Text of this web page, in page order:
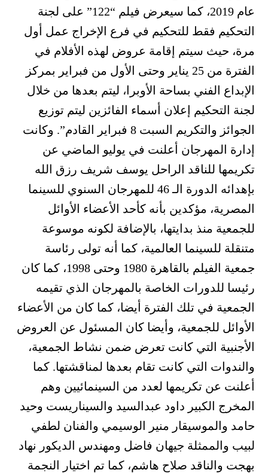
عام 2019، كما سيعرض فيلم “122” على لجنة
التحكيم فقط للتحكيم في فرع الإخراج عمل أول
مرة، حيث سيتم إقامة عروض لهذه الأفلام في
الفترة من 25 يناير وحتى الأول من فبراير بمركز
الإبداع الفني بساحة الأوبرا، ليتم بعدها من خلال
لجنة التحكيم إعلان أسماء الفائزين ليتم توزيع
الجوائز والتكريم السبت 8 فبراير القادم”. وكانت
إدارة المهرجان أعلنت في يوليو الماضي عن
تكريمها للناقد الراحل يوسف شريف رزق الله
بإهدائه الدورة الـ 46 للمهرجان السنوي للسينما
المصرية، مؤكدين بأنه كأحد الأعضاء الأوائل
للجمعية منذ بدايتها، بالإضافة لكونه موسوعة
متنقلة للسينما العالمية، كما أنه تولى رئاسة
جمعية الفيلم بالقاهرة 1980 وحتى 1998، كما كان
رئيسا للدورات الخاصة بالمهرجان الذي تقيمه
الجمعية في تلك الفترة أيضا، كما كان من الأعضاء
الأوائل للجمعية، وأيضا كان المسئول عن العروض
الأجنبية التي كانت تعرض ضمن نشاط الجمعية،
والندوات التي كانت تقام بعدها لمناقشتها. كما
أعلنت عن تكريمها لعدد من السينمائيين وهم
المخرج الكبير داود عبدالسيد والسيناريست وحيد
حامد والموسيقار منير الوسيمي والفنان لطفي
لبيب والممثلة جيهان فاضل ومهندس الديكور نهاد
بهجت والناقد صلاح هاشم، كما تم اختيار النجمة